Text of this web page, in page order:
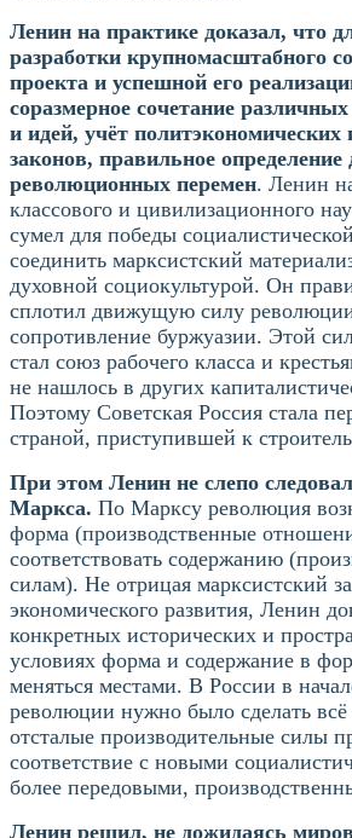
Ленин на практике доказал, что
разработки крупномасштабного
проекта и успешной его
соразмерное сочетание
и идей, учёт
законов, правильное
революционных перемен. Ленин
классового и цивилизационного
сумел для победы
соединить марксистский
духовной социокультурой. Он
сплотил движущую силу
сопротивление буржуазии. Этой
стал союз рабочего класса и
не нашлось в других
Поэтому Советская Россия стала
страной, приступившей к
При этом Ленин не слепо
Маркса. По Марксу революция
форма (производственные
соответствовать содержанию
силам). Не отрицая марксистский
экономического развития, Ленин
конкретных исторических и
условиях форма и содержание в
меняться местами. В России в
революции нужно было сделать всё
отсталые производительные силы
соответствие с новыми
более передовыми,
Ленин решил, не дожидаясь